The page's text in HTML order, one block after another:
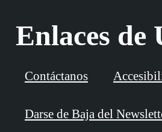
Enlaces de
Contáctanos
Darse de Baja del